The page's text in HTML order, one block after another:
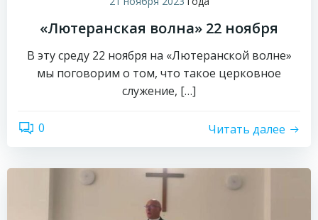
«Лютеранская волна» 22 ноября
В эту среду 22 ноября на «Лютеранской волне»
мы поговорим о том, что такое церковное
служение, […]
0 Читать далее